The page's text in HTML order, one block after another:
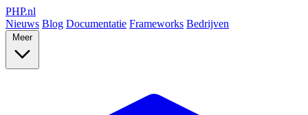
PHP.nl
Nieuws Blog Documentatie Frameworks Bedrijven
Meer